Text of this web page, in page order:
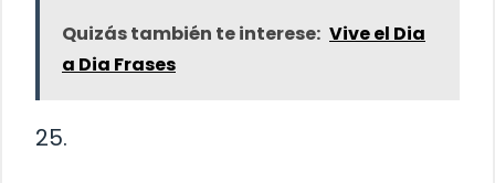
Quizás también te interese: Vive el Dia
a Dia Frases
25.